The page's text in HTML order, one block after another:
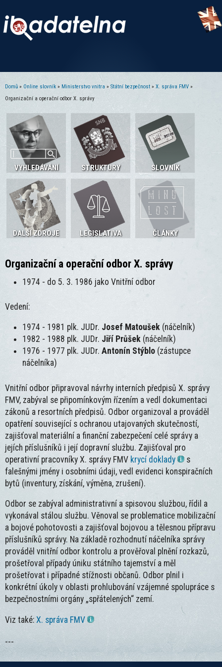
Jste zde
Domů » Online slovník » Ministerstvo vnitra » Státní bezpečnost » X. správa FMV »
Organizační a operační odbor X. správy
VYHLEDÁVÁNÍ STRUKTURY SLOVNÍK
DALŠÍ ZDROJE LEGISLATIVA ČLÁNKY
Organizační a operační odbor X. správy
1974 - do 5. 3. 1986 jako Vnitřní odbor
Vedení:
1974 - 1981 plk. JUDr. Josef Matoušek (náčelník)
1982 - 1988 plk. JUDr. Jiří Průšek (náčelník)
1976 - 1977 plk. JUDr.Antonín Stýblo (zástupce
náčelníka)
Vnitřní odbor připravoval návrhy interních předpisů X. správy
FMV, zabýval se připomínkovým řízením a vedl dokumentaci
zákonů a resortních předpisů. Odbor organizoval a prováděl
opatření související s ochranou utajovaných skutečností,
zajišťoval materiální a finanční zabezpečení celé správy a
jejích příslušníků i její dopravní službu. Zajišťoval pro
operativní pracovníky X. správy FMV krycí doklady
s
falešnými jmény i osobními údaji, vedl evidenci konspiračních
bytů (inventury, získání, výměna, zrušení).
Odbor se zabýval administrativní a spisovou službou, řídil a
vykonával stálou službu. Věnoval se problematice mobilizační
a bojové pohotovosti a zajišťoval bojovou a tělesnou přípravu
příslušníků správy. Na základě rozhodnutí náčelníka správy
prováděl vnitřní odbor kontrolu a prověřoval plnění rozkazů,
prošetřoval případy úniku státního tajemství a měl
prošetřovat i případné stížnosti občanů. Odbor plnil i
konkrétní úkoly v oblasti prohlubování vzájemné spolupráce s
bezpečnostními orgány „spřátelených“ zemí.
Viz také: X. správa FMV
---